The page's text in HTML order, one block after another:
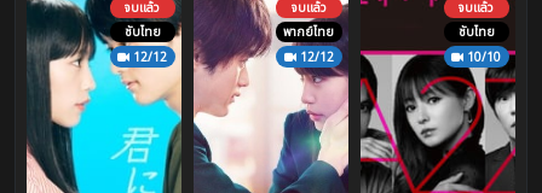
จบแล้ว
ซับไทย
12/12
จบแล้ว
พากย์ไทย
12/12
จบแล้ว
ซับไทย
10/10